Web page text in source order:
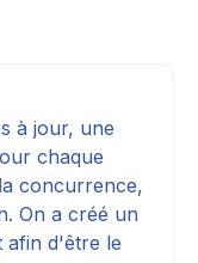
à jour, une
chaque
concurrence,
On a créé un
afin d'être le